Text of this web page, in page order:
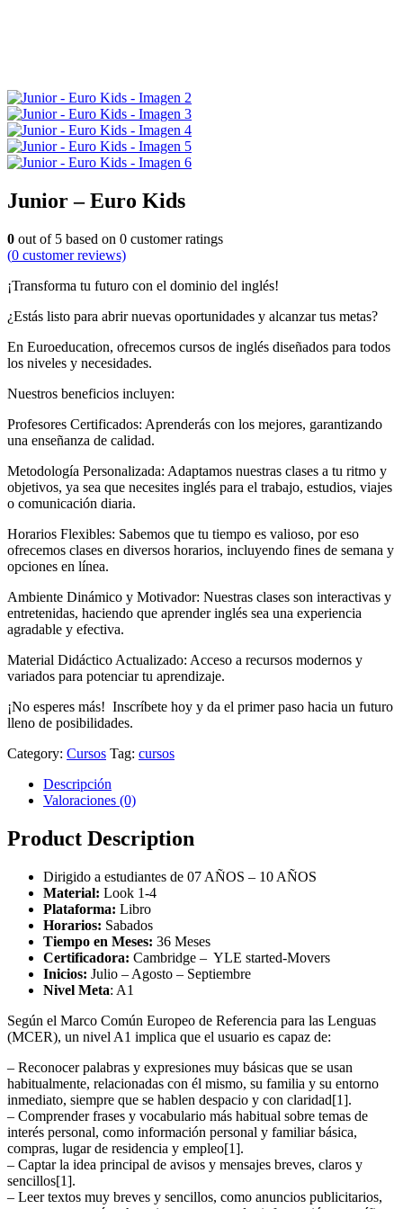
Junior – Euro Kids
0 out of 5 based on 0 customer ratings
(0 customer reviews)
¡Transforma tu futuro con el dominio del inglés!
¿Estás listo para abrir nuevas oportunidades y alcanzar tus metas?
En Euroeducation, ofrecemos cursos de inglés diseñados para todos
los niveles y necesidades.
Nuestros beneficios incluyen:
Profesores Certificados: Aprenderás con los mejores, garantizando
una enseñanza de calidad.
Metodología Personalizada: Adaptamos nuestras clases a tu ritmo y
objetivos, ya sea que necesites inglés para el trabajo, estudios, viajes
o comunicación diaria.
Horarios Flexibles: Sabemos que tu tiempo es valioso, por eso
ofrecemos clases en diversos horarios, incluyendo fines de semana y
opciones en línea.
Ambiente Dinámico y Motivador: Nuestras clases son interactivas y
entretenidas, haciendo que aprender inglés sea una experiencia
agradable y efectiva.
Material Didáctico Actualizado: Acceso a recursos modernos y
variados para potenciar tu aprendizaje.
¡No esperes más! Inscríbete hoy y da el primer paso hacia un futuro
lleno de posibilidades.
Category: Cursos Tag: cursos
Descripción
Valoraciones (0)
Product Description
Dirigido a estudiantes de 07 AÑOS – 10 AÑOS
Material: Look 1-4
Plataforma: Libro
Horarios: Sabados
Tiempo en Meses: 36 Meses
Certificadora: Cambridge – YLE started-Movers
Inicios: Julio – Agosto – Septiembre
Nivel Meta: A1
Según el Marco Común Europeo de Referencia para las Lenguas
(MCER), un nivel A1 implica que el usuario es capaz de:
– Reconocer palabras y expresiones muy básicas que se usan
habitualmente, relacionadas con él mismo, su familia y su entorno
inmediato, siempre que se hablen despacio y con claridad[1].
– Comprender frases y vocabulario más habitual sobre temas de
interés personal, como información personal y familiar básica,
compras, lugar de residencia y empleo[1].
– Captar la idea principal de avisos y mensajes breves, claros y
sencillos[1].
– Leer textos muy breves y sencillos, como anuncios publicitarios,